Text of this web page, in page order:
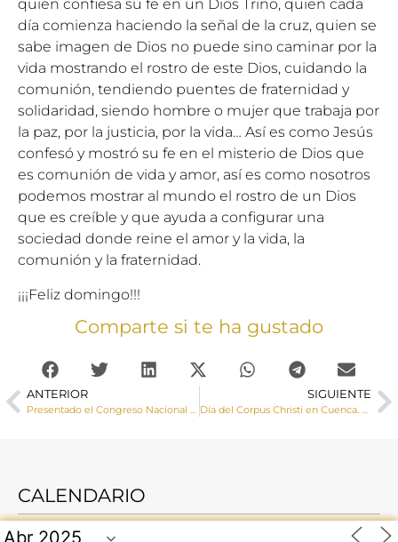
quien confiesa su fe en un Dios Trino, quien cada
día comienza haciendo la señal de la cruz, quien se
sabe imagen de Dios no puede sino caminar por la
vida mostrando el rostro de este Dios, cuidando la
comunión, tendiendo puentes de fraternidad y
solidaridad, siendo hombre o mujer que trabaja por
la paz, por la justicia, por la vida… Así es como Jesús
confesó y mostró su fe en el misterio de Dios que
es comunión de vida y amor, así es como nosotros
podemos mostrar al mundo el rostro de un Dios
que es creíble y que ayuda a configurar una
sociedad donde reine el amor y la vida, la
comunión y la fraternidad.
¡¡¡Feliz domingo!!!
Comparte si te ha gustado
ANTERIOR
Presentado el Congreso Nacional de Laicos por parte de la Delegación de Apostolado Seglar
SIGUIENTE
Día del Corpus Christi en Cuenca. Crónica y homilía del Obispo de la Diócesis
CALENDARIO